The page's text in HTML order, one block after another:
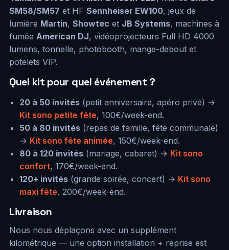
SM58/SM57 et HF Sennheiser EW100, jeux de
lumière Martin, Showtec et JB Systems, machines à
fumée American DJ, vidéoprojecteurs Full HD 4000
lumens, tonnelle, photobooth, mange-debout et
potelets VIP.
Quel kit pour quel événement ?
20 à 50 invités (petit anniversaire, apéro privé) →
Kit sono petite fête, 100€/week-end.
50 à 80 invités (repas de famille, fête communale)
→ Kit sono fête animée, 150€/week-end.
80 à 120 invités (mariage, cabaret) → Kit sono
confort, 170€/week-end.
120+ invités (grande soirée, concert) → Kit sono
maxi fête, 200€/week-end.
Livraison
Nous nous déplaçons avec un supplément
kilométrique — une option installation + reprise est